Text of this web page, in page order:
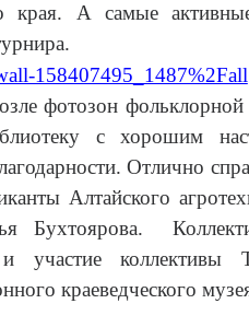
края. А самые
158407495_1487%2Fall
фотозон фольклорной
с хорошим
Отлично
Алтайского
Бухтоярова.
участие коллективы
краеведческого